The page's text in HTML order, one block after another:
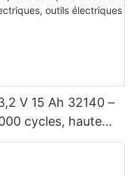
V 15 Ah 32140 –
cycles, haute
énergie